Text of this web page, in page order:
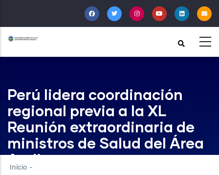
al
contenido
principal
Perú lidera coordinación
regional previa a la XL
Reunión extraordinaria de
ministros de Salud del Área
Andina
Inicio -